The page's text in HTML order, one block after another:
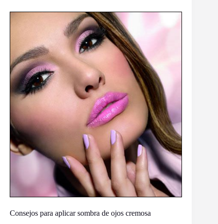
Consejos para aplicar sombra de ojos cremosa